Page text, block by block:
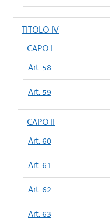
TITOLO IV
CAPO I
Art. 58
Art. 59
CAPO II
Art. 60
Art. 61
Art. 62
Art. 63